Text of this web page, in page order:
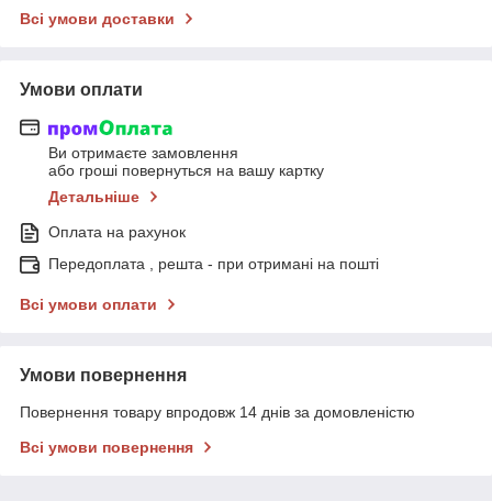
Всі умови доставки
Умови оплати
Ви отримаєте замовлення
або гроші повернуться на вашу картку
Детальніше
Оплата на рахунок
Передоплата , решта - при отримані на пошті
Всі умови оплати
Умови повернення
Повернення товару впродовж 14 днів за домовленістю
Всі умови повернення